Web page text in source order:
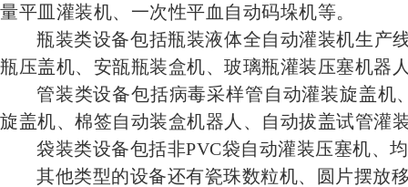
量平皿灌装机、一次性平血自动码垛机等。
瓶装类设备包括瓶装液体全自动灌装机生产
瓶压盖机、安瓿瓶装盒机、玻璃瓶灌装压塞机器
管装类设备包括病毒采样管自动灌装旋盖
旋盖机、棉签自动装盒机器人、自动拔盖试管灌
袋装类设备包括非PVC袋自动灌装压塞机、
其他类型的设备还有瓷珠数粒机、圆片摆放